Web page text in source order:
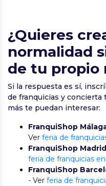
¿Quieres
normalidad
de tu propio
Si la respuesta es sí,
de franquicias y concierta
más te puedan interesar:
FranquiShop
Ver feria de
FranquiShop Madrid
feria de franquicias
FranquiShop
- Ver feria de